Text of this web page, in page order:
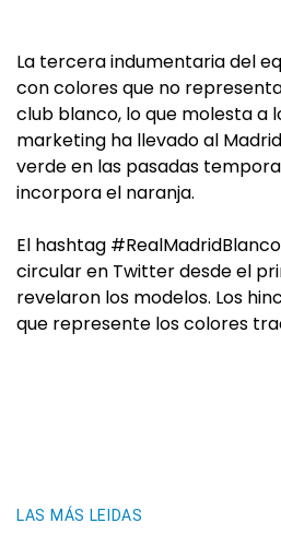
La tercera indumentaria del
con colores que no
club blanco, lo que molesta a
marketing ha llevado al
verde en las pasadas
incorpora el naranja.
El hashtag
circular en Twitter desde el
revelaron los modelos. Los
que represente los colores
LAS MÁS LEIDAS